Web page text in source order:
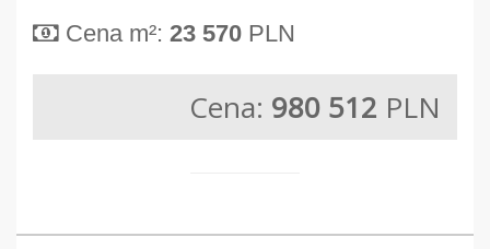
Cena m²: 23 570 PLN
Cena: 980 512 PLN